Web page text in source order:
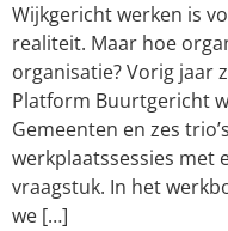
Wijkgericht werken is
realiteit. Maar hoe
organisatie? Vorig jaar
Platform Buurtgericht
Gemeenten en zes
werkplaatssessies met
vraagstuk. In het
we […]